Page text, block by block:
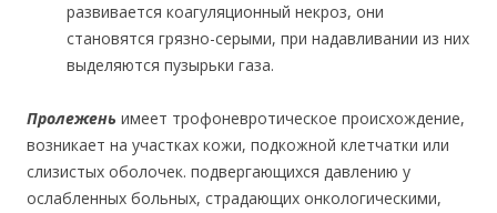
развивается коагуляционный некроз, они
становятся грязно-серыми, при надавливании из них
выделяются пузырьки газа.
Пролежень имеет трофоневротическое происхождение,
возникает на участках кожи, подкожной клетчатки или
слизистых оболочек. подвергающихся давлению у
ослабленных больных, страдающих онкологическими,